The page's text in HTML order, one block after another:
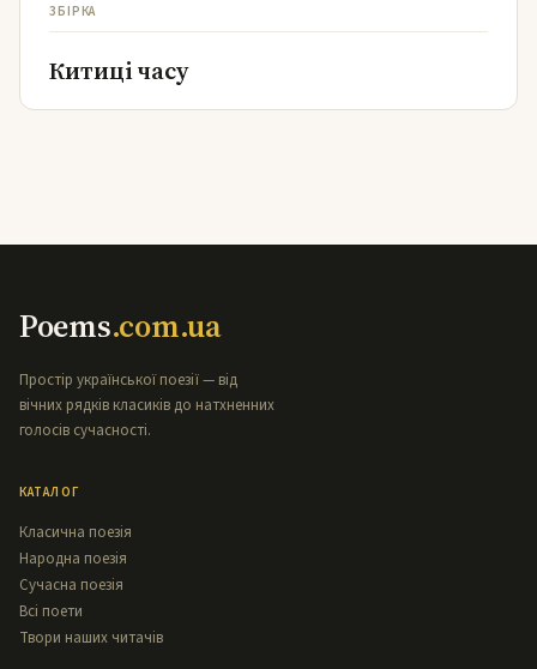
ЗБІРКА
Китиці часу
Poems.com.ua
Простір української поезії — від
вічних рядків класиків до натхненних
голосів сучасності.
КАТАЛОГ
Класична поезія
Народна поезія
Сучасна поезія
Всі поети
Твори наших читачів